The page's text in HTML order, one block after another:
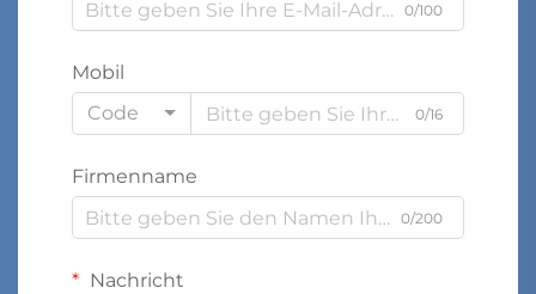
0/100
Mobil
Code
0/16
Firmenname
0/200
Nachricht